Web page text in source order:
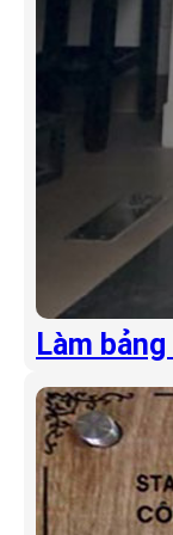
Làm